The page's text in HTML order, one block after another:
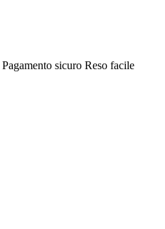
Pagamento sicuro Reso facile